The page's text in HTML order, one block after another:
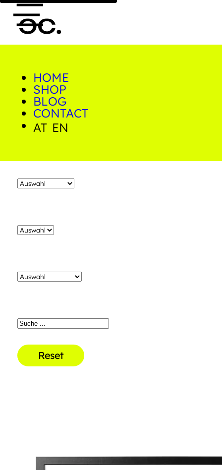
0
HOME
SHOP
BLOG
CONTACT
AT EN
Home/Shop/Produkte verschlagwortet mit
Reset